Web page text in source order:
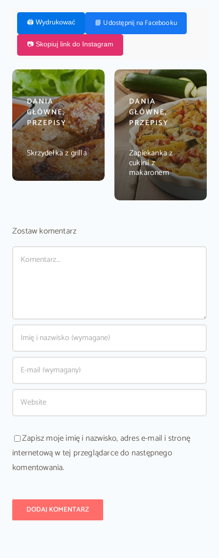
🖨️ Wydrukować 📘 Udostępnij na Facebooku
📷 Skopiuj link do Instagram
DANIA
GŁÓWNE,
PRZEPISY
Skrzydełka z grilla
DANIA
GŁÓWNE,
PRZEPISY
Zapiekanka z
cukinii z
makaronem
Zostaw komentarz
Comment
Zapisz moje imię i nazwisko, adres e-mail i stronę
internetową w tej przeglądarce do następnego
komentowania.